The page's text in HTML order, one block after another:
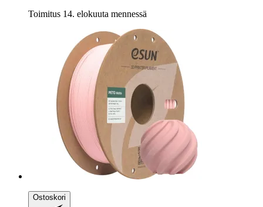
Toimitus 14. elokuuta mennessä
Ostoskori